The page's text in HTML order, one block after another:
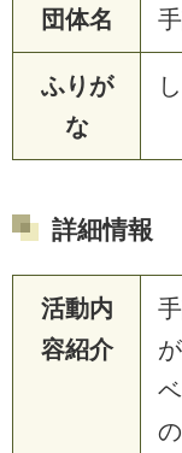
団体名
ふりが
な
詳細情報
活動内
容紹介